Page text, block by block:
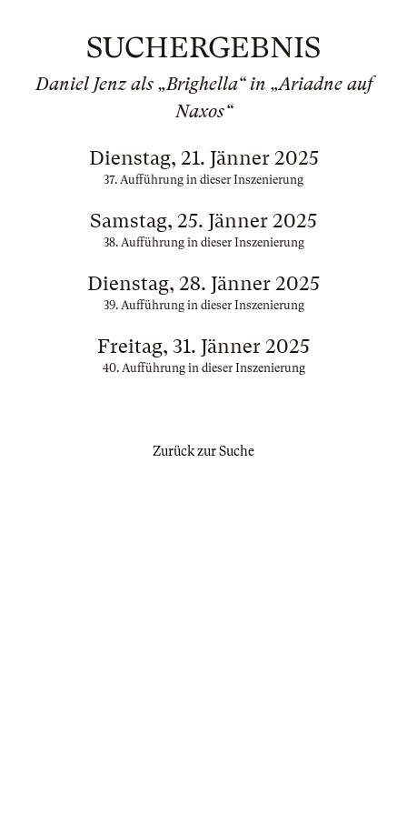
SUCHERGEBNIS
Daniel Jenz als „Brighella“ in „Ariadne auf
Naxos“
Dienstag, 21. Jänner 2025
37. Aufführung in dieser Inszenierung
Samstag, 25. Jänner 2025
38. Aufführung in dieser Inszenierung
Dienstag, 28. Jänner 2025
39. Aufführung in dieser Inszenierung
Freitag, 31. Jänner 2025
40. Aufführung in dieser Inszenierung
Zurück zur Suche